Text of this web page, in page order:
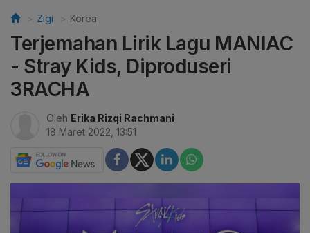
Zigi Korea
Terjemahan Lirik Lagu MANIAC
- Stray Kids, Diproduseri
3RACHA
Oleh Erika Rizqi Rachmani
18 Maret 2022, 13:51